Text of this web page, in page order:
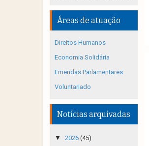
Áreas de atuação
Direitos Humanos
Economia Solidária
Emendas Parlamentares
Voluntariado
Notícias arquivadas
▼ 2026 (45)